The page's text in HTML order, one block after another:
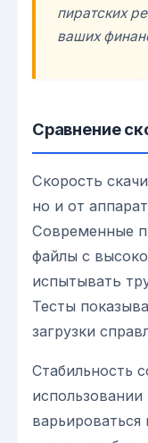
пиратских
ваших
Сравнение
Скорость
но и от
Современные
файлы с
испытывать
Тесты
загрузки
Стабильность